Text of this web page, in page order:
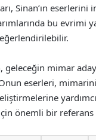
Sinan’ın
bu evrimi
geleceğin mimar
eserleri,
yardımcı
önemli bir referans